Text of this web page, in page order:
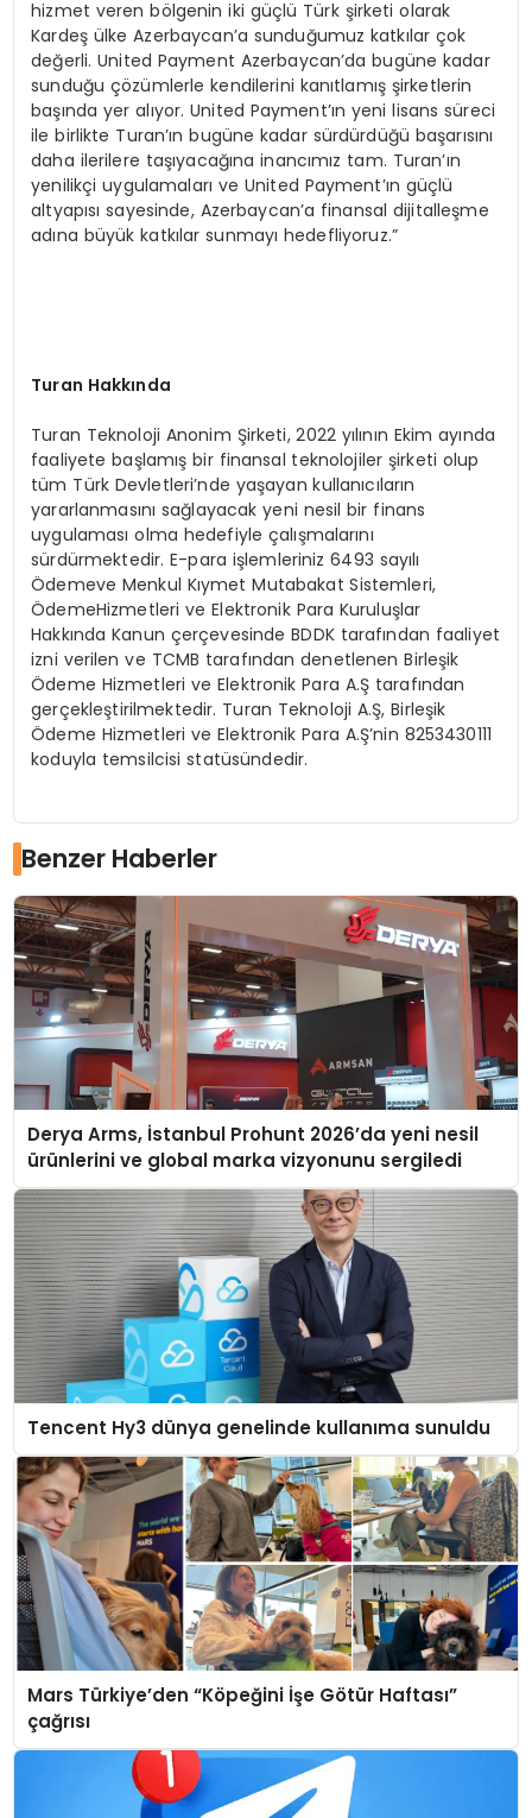
hizmet veren bölgenin iki güçlü Türk şirketi olarak
Kardeş ülke Azerbaycan’a sunduğumuz katkılar çok
değerli. United Payment Azerbaycan’da bugüne kadar
sunduğu çözümlerle kendilerini kanıtlamış şirketlerin
başında yer alıyor. United Payment’ın yeni lisans süreci
ile birlikte Turan’ın bugüne kadar sürdürdüğü başarısını
daha ilerilere taşıyacağına inancımız tam. Turan’ın
yenilikçi uygulamaları ve United Payment’ın güçlü
altyapısı sayesinde, Azerbaycan’a finansal dijitalleşme
adına büyük katkılar sunmayı hedefliyoruz.”
Turan Hakkında
Turan Teknoloji Anonim Şirketi, 2022 yılının Ekim ayında
faaliyete başlamış bir finansal teknolojiler şirketi olup
tüm Türk Devletleri’nde yaşayan kullanıcıların
yararlanmasını sağlayacak yeni nesil bir finans
uygulaması olma hedefiyle çalışmalarını
sürdürmektedir. E-para işlemleriniz 6493 sayılı
Ödemeve Menkul Kıymet Mutabakat Sistemleri,
ÖdemeHizmetleri ve Elektronik Para Kuruluşlar
Hakkında Kanun çerçevesinde BDDK tarafından faaliyet
izni verilen ve TCMB tarafından denetlenen Birleşik
Ödeme Hizmetleri ve Elektronik Para A.Ş tarafından
gerçekleştirilmektedir. Turan Teknoloji A.Ş, Birleşik
Ödeme Hizmetleri ve Elektronik Para A.Ş’nin 8253430111
koduyla temsilcisi statüsündedir.
Benzer Haberler
Derya Arms, İstanbul Prohunt 2026’da yeni nesil
ürünlerini ve global marka vizyonunu sergiledi
Tencent Hy3 dünya genelinde kullanıma sunuldu
Mars Türkiye’den “Köpeğini İşe Götür Haftası”
çağrısı